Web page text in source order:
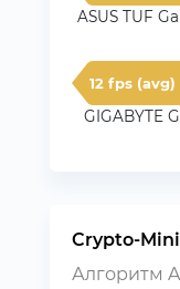
ASUS TUF
12 fps (avg)
GIGABYTE
Crypto-
Алгоритм